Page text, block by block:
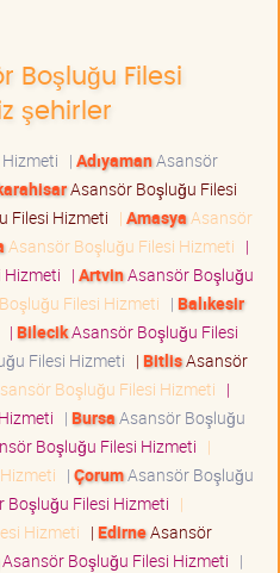
Boşluğu Filesi
şehirler
| AdıyamanAsansör
Asansör Boşluğu Filesi
Filesi Hizmeti | Amasya Asansör
Asansör Boşluğu Filesi Hizmeti |
Hizmeti | ArtvinAsansör Boşluğu
Filesi Hizmeti | Balıkesir
| BilecikAsansör Boşluğu Filesi
Filesi Hizmeti | BitlisAsansör
Boşluğu Filesi Hizmeti |
| BursaAsansör Boşluğu
Boşluğu Filesi Hizmeti |
| ÇorumAsansör Boşluğu
Boşluğu Filesi Hizmeti |
Hizmeti | EdirneAsansör
Asansör Boşluğu Filesi Hizmeti |